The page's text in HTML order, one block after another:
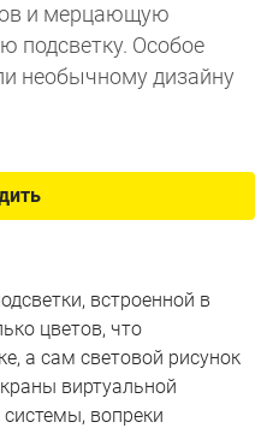
и мерцающую
подсветку. Особое
необычному дизайну
встроенной в
цветов, что
а сам световой рисунок
виртуальной
вопреки